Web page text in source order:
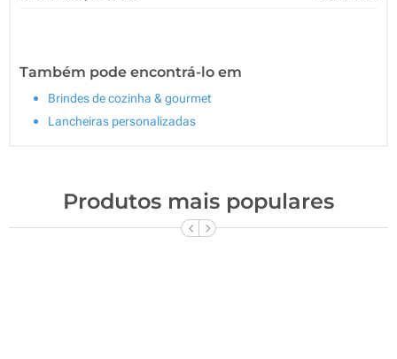
Também pode encontrá-lo em
Brindes de cozinha & gourmet
Lancheiras personalizadas
Produtos mais populares